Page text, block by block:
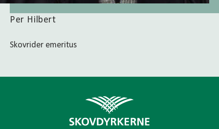
Per Hilbert
Skovrider emeritus